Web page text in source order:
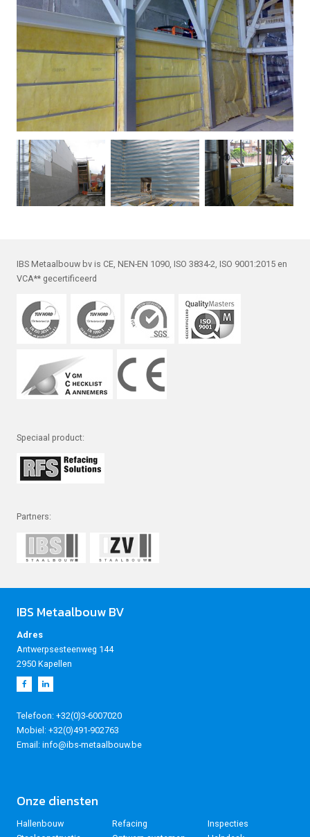
IBS Metaalbouw bv is CE, NEN-EN 1090, ISO 3834-2, ISO 9001:2015 en
VCA** gecertificeerd
Speciaal product:
Partners:
IBS Metaalbouw BV
Adres
Antwerpsesteenweg 144
2950 Kapellen
Telefoon: +32(0)3-6007020
Mobiel: +32(0)491-902763
Email: info@ibs-metaalbouw.be
Onze diensten
Hallenbouw
Refacing
Inspecties